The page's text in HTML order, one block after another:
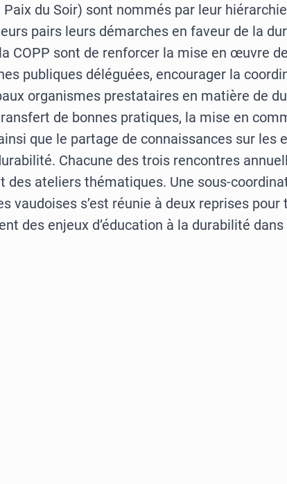
Paix du Soir) sont nommés par leur
pairs leurs démarches en faveur de la
COPP sont de renforcer la mise en œuvre
publiques déléguées, encourager la
organismes prestataires en matière de
de bonnes pratiques, la mise en
que le partage de connaissances sur les
Chacune des trois rencontres
des ateliers thématiques. Une sous-
vaudoises s’est réunie à deux reprises pour
des enjeux d’éducation à la durabilité dans